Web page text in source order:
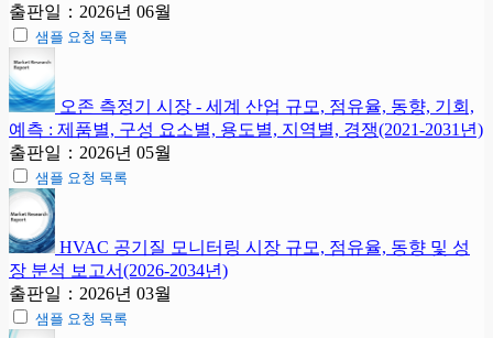
출판일：2026년 06월
샘플 요청 목록
오존 측정기 시장 - 세계 산업 규모, 점유율, 동향, 기회,
예측 : 제품별, 구성 요소별, 용도별, 지역별, 경쟁(2021-2031년)
출판일：2026년 05월
샘플 요청 목록
HVAC 공기질 모니터링 시장 규모, 점유율, 동향 및 성
장 분석 보고서(2026-2034년)
출판일：2026년 03월
샘플 요청 목록